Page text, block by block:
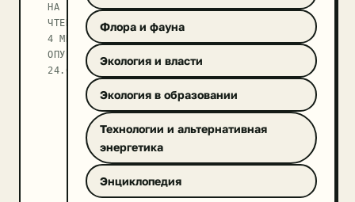
НА
ЧТЕНИЕ
4 МИН
ОПУБЛИКОВАНО
24.09.2025
Флора и фауна
Экология и власти
Экология в образовании
Технологии и альтернативная
энергетика
Энциклопедия